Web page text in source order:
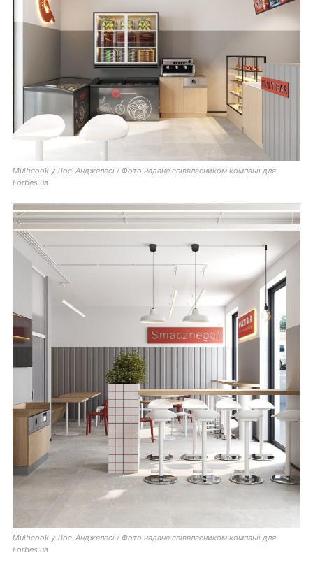
Multicook у Лос-Анджелесі / Фото надане співвласником компанії для
Forbes.ua
Multicook у Лос-Анджелесі / Фото надане співвласником компанії для
Forbes.ua